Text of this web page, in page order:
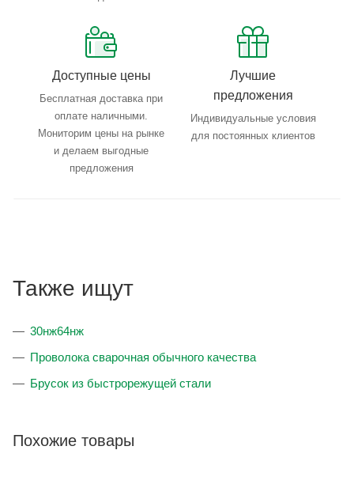
Доступные цены
Бесплатная доставка при
оплате наличными.
Мониторим цены на рынке
и делаем выгодные
предложения
Лучшие
предложения
Индивидуальные условия
для постоянных клиентов
Также ищут
30нж64нж
Проволока сварочная обычного качества
Брусок из быстрорежущей стали
Похожие товары